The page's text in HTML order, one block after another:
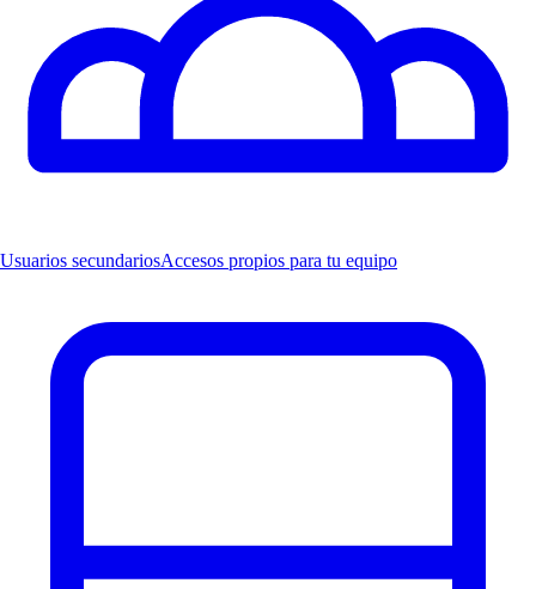
Usuarios secundariosAccesos propios para tu equipo